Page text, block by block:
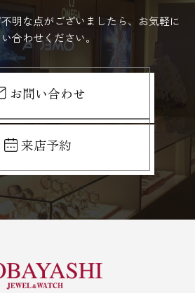
明な点がございましたら、お気軽に
合わせください。
お問い合わせ
来店予約